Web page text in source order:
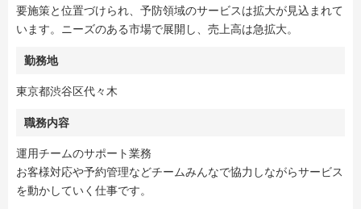
要施策と位置づけられ、予防領域のサービスは拡大が見込まれて
います。ニーズのある市場で展開し、売上高は急拡大。
勤務地
東京都渋谷区代々木
職務内容
運用チームのサポート業務
お客様対応や予約管理などチームみんなで協力しながらサービス
を動かしていく仕事です。